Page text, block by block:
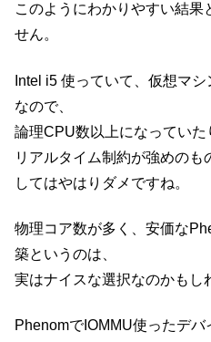
このようにわかりやすい結果
せん。
Intel i5 使っていて、仮想マ
なので、
論理CPU数以上になっていた
リアルタイム制約が強めの
してはやはりダメですね。
物理コア数が多く、安価な
築というのは、
実はナイスな選択なのかもし
PhenomでIOMMU使ったデ